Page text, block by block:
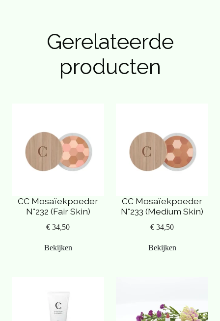
Gerelateerde
producten
CC Mosaïekpoeder
N°232 (Fair Skin)
€ 34,50
Bekijken
CC Mosaïekpoeder
N°233 (Medium Skin)
€ 34,50
Bekijken